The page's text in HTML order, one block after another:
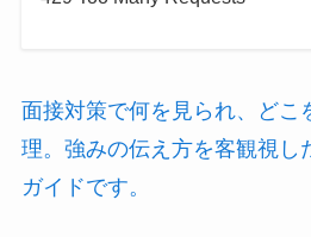
面接対策で何を見られ、どこ
理。強みの伝え方を客観視し
ガイドです。